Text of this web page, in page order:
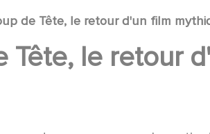
de Tête, le retour d'un film
Tête, le retour